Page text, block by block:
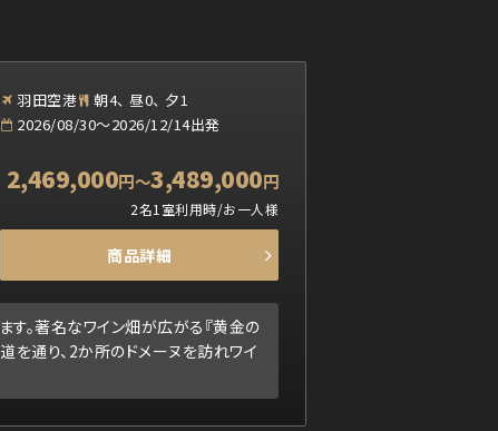
羽田空港
朝4、 昼0、 夕1
2026/08/30～2026/12/14出発
2,469,000円～3,489,000円
2名1室利用時/お一人様
商品詳細
。著名なワイン畑が広がる『黄金の
を通り、2か所のドメーヌを訪れワイ